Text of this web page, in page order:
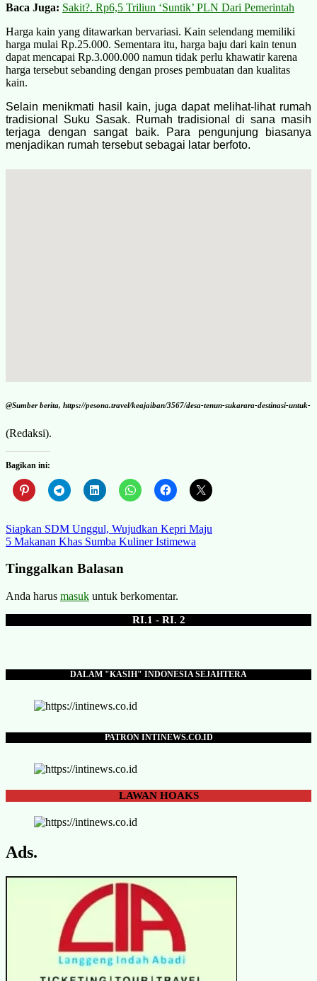
Baca Juga: Sakit?. Rp6,5 Triliun ‘Suntik’ PLN Dari Pemerintah
Harga kain yang ditawarkan bervariasi. Kain selendang memiliki
harga mulai Rp.25.000. Sementara itu, harga baju dari kain tenun
dapat mencapai Rp.3.000.000 namun tidak perlu khawatir karena
harga tersebut sebanding dengan proses pembuatan dan kualitas
kain.
Selain menikmati hasil kain, juga dapat melihat-lihat rumah
tradisional Suku Sasak. Rumah tradisional di sana masih
terjaga dengan sangat baik. Para pengunjung biasanya
menjadikan rumah tersebut sebagai latar berfoto.
@Sumber berita, https://pesona.travel/keajaiban/3567/desa-tenun-sukarara-destinasi-untuk-
(Redaksi).
Bagikan ini:
Navigasi
pos
Siapkan SDM Unggul, Wujudkan Kepri Maju
5 Makanan Khas Sumba Kuliner Istimewa
Tinggalkan Balasan
Anda harus masuk untuk berkomentar.
RI.1 - RI. 2
DALAM "KASIH" INDONESIA SEJAHTERA
PATRON INTINEWS.CO.ID
LAWANHOAKS
Ads.